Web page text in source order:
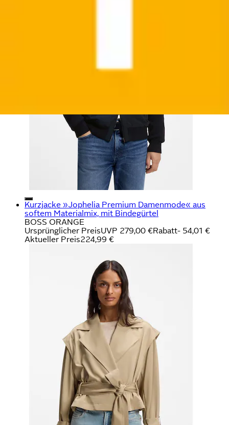
Kurzjacke »Jophelia Premium Damenmode« aus
softem Materialmix, mit Bindegürtel
BOSS ORANGE
Ursprünglicher PreisUVP 279,00 €Rabatt- 54,01 €
Aktueller Preis224,99 €